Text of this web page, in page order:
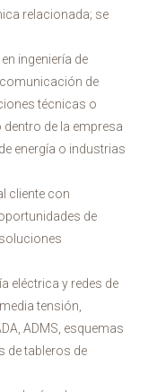
relacionada; se
ingeniería de
de
técnicas o
de la empresa
energía o industrias
cliente con
de
eléctrica y redes de
tensión,
ADMS, esquemas
de tableros de